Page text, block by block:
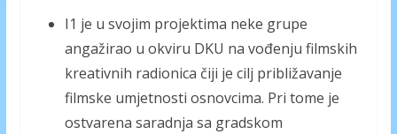
I1 je u svojim projektima neke grupe
angažirao u okviru DKU na vođenju filmskih
kreativnih radionica čiji je cilj približavanje
filmske umjetnosti osnovcima. Pri tome je
ostvarena saradnja sa gradskom